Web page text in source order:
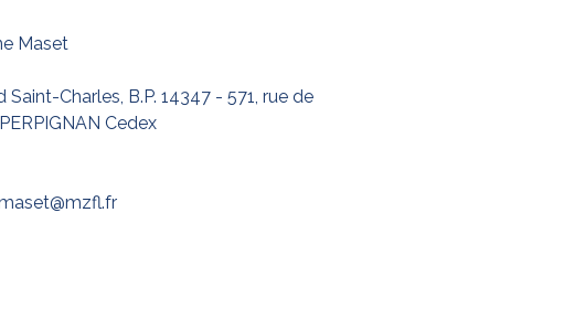
Maset
Saint-Charles, B.P. 14347 - 571, rue de
Cedex